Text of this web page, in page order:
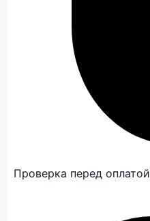
Проверка перед оплатой